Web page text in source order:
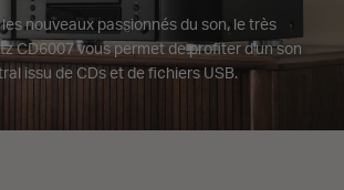
nouveaux passionnés du son, le très
CD6007 vous permet de profiter d'un son
issu de CDs et de fichiers USB.